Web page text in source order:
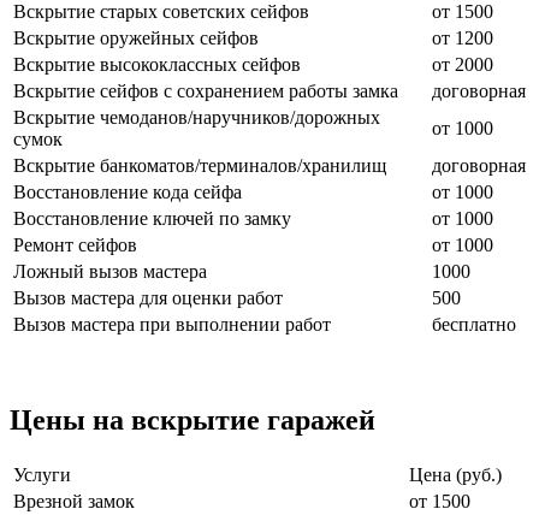
Вскрытие старых советских сейфов
от 1500
Вскрытие оружейных сейфов
от 1200
Вскрытие высококлассных сейфов
от 2000
Вскрытие сейфов с сохранением работы замка
договорная
Вскрытие чемоданов/наручников/дорожных
сумок
от 1000
Вскрытие банкоматов/терминалов/хранилищ
договорная
Восстановление кода сейфа
от 1000
Восстановление ключей по замку
от 1000
Ремонт сейфов
от 1000
Ложный вызов мастера
1000
Вызов мастера для оценки работ
500
Вызов мастера при выполнении работ
бесплатно
Цены на вскрытие гаражей
Услуги
Цена (руб.)
Врезной замок
от 1500